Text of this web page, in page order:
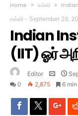
Home கல்வி
கல்வி - September 29,
Indian
(IIT) ஓர்
Editor
0
2,875 6